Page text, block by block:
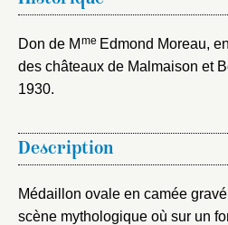
Don de M me Edmond Moreau,
des châteaux de Malmaison et
1930.
Description
Médaillon ovale en camée
scène mythologique où sur un
Valider
Nouveau dossier
Courriel